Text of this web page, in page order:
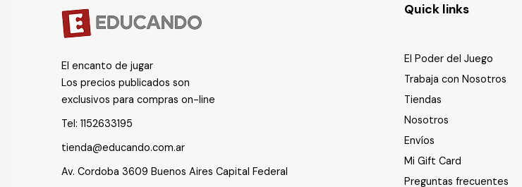
El encanto de jugar
Los precios publicados son
exclusivos para compras on-line
Tel: 1152633195
tienda@educando.com.ar
Av. Cordoba 3609 Buenos Aires Capital Federal
Quick links
El Poder del Juego
Trabaja con Nosotros
Tiendas
Nosotros
Envíos
Mi Gift Card
Preguntas frecuentes